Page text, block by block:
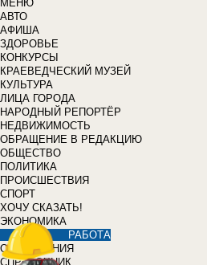
МЕНЮ
АВТО
АФИША
ЗДОРОВЬЕ
КОНКУРСЫ
КРАЕВЕДЧЕСКИЙ МУЗЕЙ
КУЛЬТУРА
ЛИЦА ГОРОДА
НАРОДНЫЙ РЕПОРТЁР
НЕДВИЖИМОСТЬ
ОБРАЩЕНИЕ В РЕДАКЦИЮ
ОБЩЕСТВО
ПОЛИТИКА
ПРОИСШЕСТВИЯ
СПОРТ
ХОЧУ СКАЗАТЬ!
ЭКОНОМИКА
РАБОТА
ОБЪЯВЛЕНИЯ
СПРАВОЧНИК